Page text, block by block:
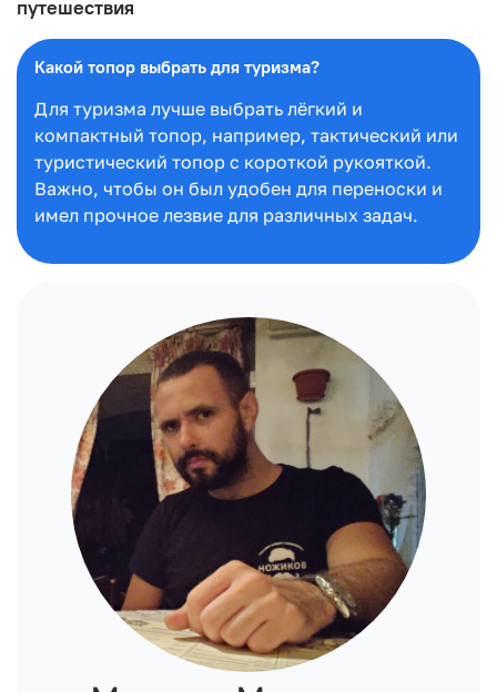
путешествия
Какой топор выбрать для туризма?
Для туризма лучше выбрать лёгкий и
компактный топор, например, тактический или
туристический топор с короткой рукояткой.
Важно, чтобы он был удобен для переноски и
имел прочное лезвие для различных задач.